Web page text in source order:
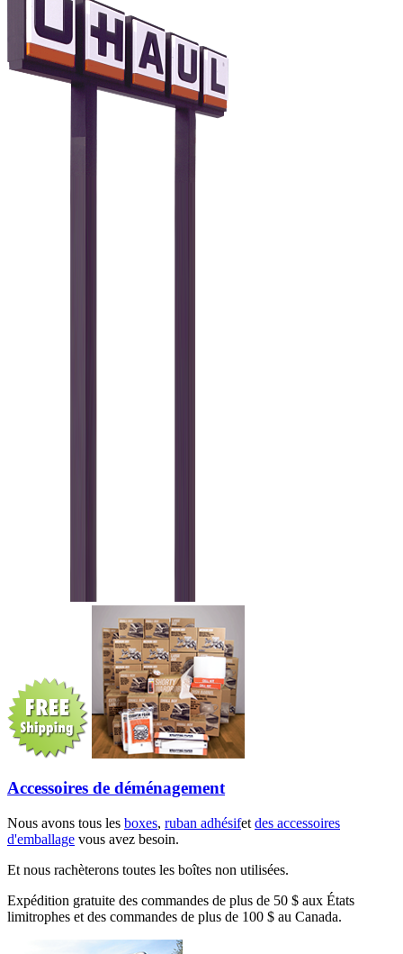
Accessoires de déménagement
Nous avons tous les boxes, ruban adhésifet des accessoires
d'emballage vous avez besoin.
Et nous rachèterons toutes les boîtes non utilisées.
Expédition gratuite des commandes de plus de 50 $ aux États
limitrophes et des commandes de plus de 100 $ au Canada.